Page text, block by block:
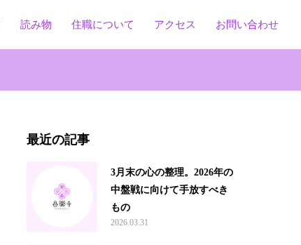
読み物 住職について アクセス お問い合わせ
最近の記事
3月末の心の整理。2026年の
中盤戦に向けて手放すべき
もの
2026.03.31